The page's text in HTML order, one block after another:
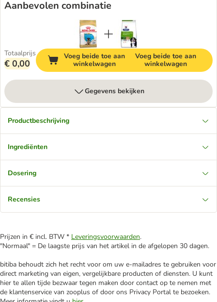
Aanbevolen combinatie
Totaalprijs
€ 0,00
Voeg beide toe aan
winkelwagen
Voeg beide toe aan
winkelwagen
Gegevens bekijken
Productbeschrijving
Ingrediënten
Dosering
Recensies
Prijzen in € incl. BTW * Leveringsvoorwaarden.
"Normaal" = De laagste prijs van het artikel in de afgelopen 30 dagen.
bitiba behoudt zich het recht voor om uw e-mailadres te gebruiken voor
direct marketing van eigen, vergelijkbare producten of diensten. U kunt
hier te allen tijde bezwaar tegen maken door contact op te nemen met
de klantenservice van zooplus of door ons Privacy Portal te bezoeken.